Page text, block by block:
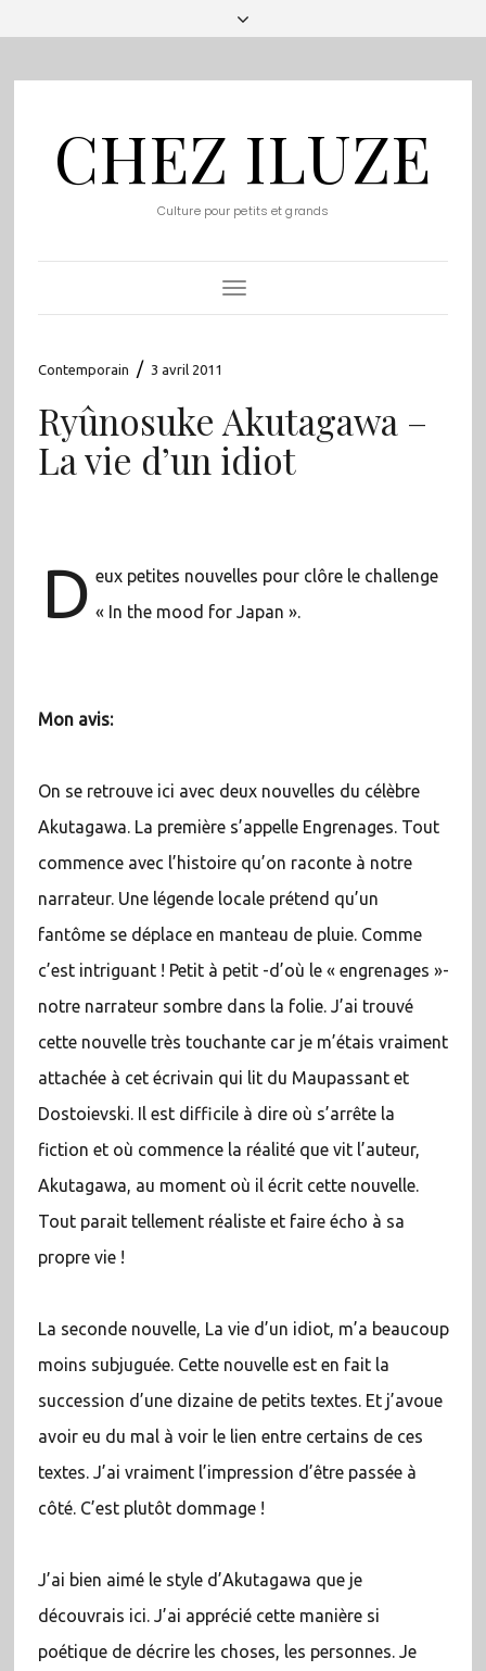
CHEZ ILUZE
Culture pour petits et grands
Toggle
Navigation
Contemporain / 3 avril 2011
Ryûnosuke Akutagawa –
La vie d’un idiot
D eux petites nouvelles pour clôre le challenge
« In the mood for Japan ».
Mon avis:
On se retrouve ici avec deux nouvelles du célèbre
Akutagawa. La première s’appelle Engrenages. Tout
commence avec l’histoire qu’on raconte à notre
narrateur. Une légende locale prétend qu’un
fantôme se déplace en manteau de pluie. Comme
c’est intriguant ! Petit à petit -d’où le « engrenages »-
notre narrateur sombre dans la folie. J’ai trouvé
cette nouvelle très touchante car je m’étais vraiment
attachée à cet écrivain qui lit du Maupassant et
Dostoievski. Il est difficile à dire où s’arrête la
fiction et où commence la réalité que vit l’auteur,
Akutagawa, au moment où il écrit cette nouvelle.
Tout parait tellement réaliste et faire écho à sa
propre vie !
La seconde nouvelle, La vie d’un idiot, m’a beaucoup
moins subjuguée. Cette nouvelle est en fait la
succession d’une dizaine de petits textes. Et j’avoue
avoir eu du mal à voir le lien entre certains de ces
textes. J’ai vraiment l’impression d’être passée à
côté. C’est plutôt dommage !
J’ai bien aimé le style d’Akutagawa que je
découvrais ici. J’ai apprécié cette manière si
poétique de décrire les choses, les personnes. Je